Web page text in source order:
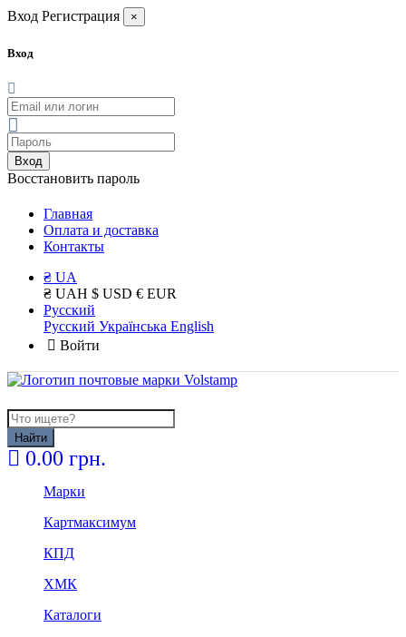
Вход Регистрация ×
Вход
Вход
Восстановить пароль
Главная
Оплата и доставка
Контакты
₴ UA
₴ UAH $ USD € EUR
Русский
Русский Українська English
Войти
Найти
0.00 грн.
Марки
Картмаксимум
КПД
ХМК
Каталоги